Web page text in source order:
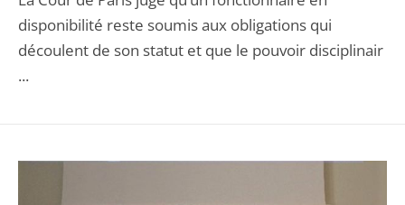
disponibilité reste soumis aux obligations qui
découlent de son statut et que le pouvoir disciplinair
...